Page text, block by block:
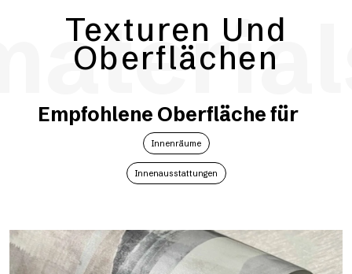
Texturen Und
Oberflächen
Empfohlene Oberfläche für
Innenräume
Innenausstattungen